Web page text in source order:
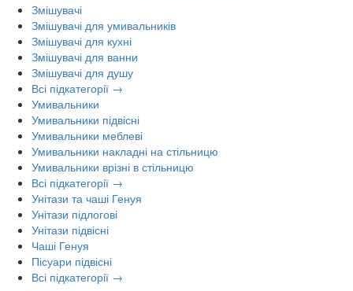
Змішувачі
Змішувачі для умивальників
Змішувачі для кухні
Змішувачі для ванни
Змішувачі для душу
Всі підкатегорії →
Умивальники
Умивальники підвісні
Умивальники меблеві
Умивальники накладні на стільницю
Умивальники врізні в стільницю
Всі підкатегорії →
Унітази та чаші Генуя
Унітази підлогові
Унітази підвісні
Чаші Генуя
Пісуари підвісні
Всі підкатегорії →